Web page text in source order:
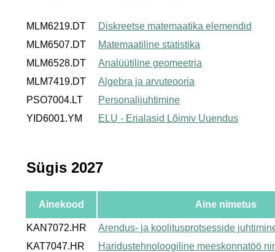
MLM6219.DT
Diskreetse matemaatika elemendid
MLM6507.DT
Matemaatiline statistika
MLM6528.DT
Analüütiline geomeetria
MLM7419.DT
Algebra ja arvuteooria
PSO7004.LT
Personalijuhtimine
YID6001.YM
ELU - Erialasid Lõimiv Uuendus
Sügis 2027
Ainekood Aine nimetus
KAN7072.HR
Arendus- ja koolitusprotsesside
KAT7047.HR
Haridustehnoloogiline meeskonnatöö